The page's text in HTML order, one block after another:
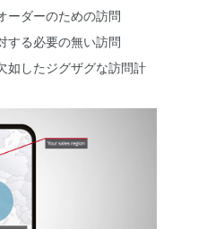
ーダーのための訪問
する必要の無い訪問
如したジグザグな訪問計